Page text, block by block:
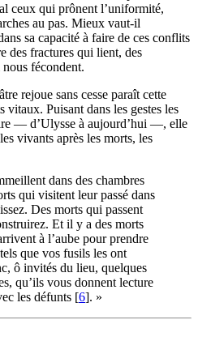
ceux qui prônent l’uniformité,
au pas. Mieux vaut-il
sa capacité à faire de ces conflits
des fractures qui lient, des
fécondent.
rejoue sans cesse paraît cette
vitaux. Puisant dans les gestes les
— d’Ulysse à aujourd’hui —, elle
vivants après les morts, les
dans des chambres
qui visitent leur passé dans
Des morts qui passent
Et il y a des morts
à l’aube pour prendre
que vos fusils les ont
ô invités du lieu, quelques
qu’ils vous donnent lecture
les défunts [6]. »